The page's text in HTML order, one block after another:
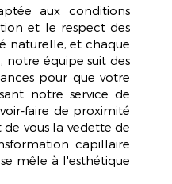
aux conditions
et le respect des
naturelle, et chaque
notre équipe suit des
pour que votre
notre service de
faire de proximité
de vous la vedette de
capillaire
mêle à l'esthétique